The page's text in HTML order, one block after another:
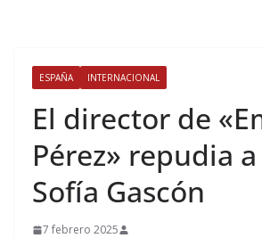
ESPAÑA INTERNACIONAL
El director de
Pérez» repudia
Sofía Gascón
7 febrero 2025